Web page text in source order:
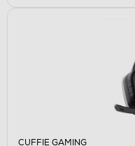
CUFFIE GAMING